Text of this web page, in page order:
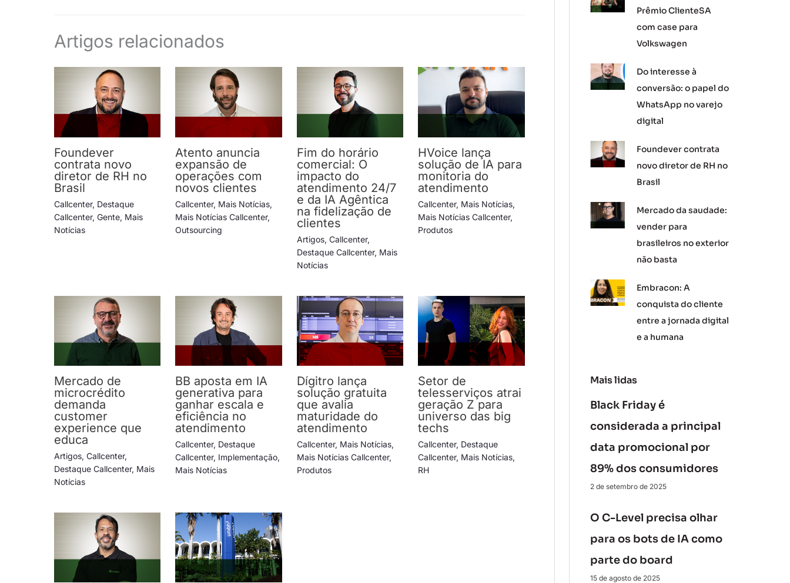
Artigos relacionados
Foundever
contrata novo
diretor de RH no
Brasil
Callcenter, Destaque
Callcenter, Gente, Mais
Notícias
Atento anuncia
expansão de
operações com
novos clientes
Callcenter, Mais Notícias,
Mais Notícias Callcenter,
Outsourcing
Fim do horário
comercial: O
impacto do
atendimento 24/7
e da IA Agêntica
na fidelização de
clientes
Artigos, Callcenter,
Destaque Callcenter, Mais
Notícias
HVoice lança
solução de IA para
monitoria do
atendimento
Callcenter, Mais Notícias,
Mais Notícias Callcenter,
Produtos
Mercado de
microcrédito
demanda
customer
experience que
educa
Artigos, Callcenter,
Destaque Callcenter, Mais
Notícias
BB aposta em IA
generativa para
ganhar escala e
eficiência no
atendimento
Callcenter, Destaque
Callcenter, Implementação,
Mais Notícias
Dígitro lança
solução gratuita
que avalia
maturidade do
atendimento
Callcenter, Mais Notícias,
Mais Notícias Callcenter,
Produtos
Setor de
telesserviços atrai
geração Z para
universo das big
techs
Callcenter, Destaque
Callcenter, Mais Notícias,
RH
Prêmio ClienteSA
com case para
Volkswagen
Do interesse à
conversão: o papel do
WhatsApp no varejo
digital
Foundever contrata
novo diretor de RH no
Brasil
Mercado da saudade:
vender para
brasileiros no exterior
não basta
Embracon: A
conquista do cliente
entre a jornada digital
e a humana
Mais lidas
Black Friday é
considerada a principal
data promocional por
89% dos consumidores
2 de setembro de 2025
O C-Level precisa olhar
para os bots de IA como
parte do board
15 de agosto de 2025